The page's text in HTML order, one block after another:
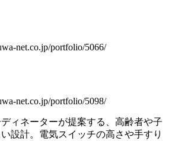
net.co.jp/portfolio/5066/
net.co.jp/portfolio/5098/
ィネーターが提案する、 高齢者や子
設計。電気スイッチの高さや手すり